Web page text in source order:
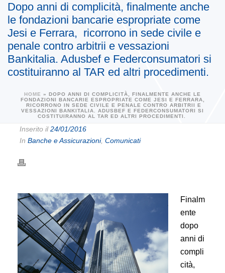
Dopo anni di complicità, finalmente anche
le fondazioni bancarie espropriate come
Jesi e Ferrara, ricorrono in sede civile e
penale contro arbitrii e vessazioni
Bankitalia. Adusbef e Federconsumatori si
costituiranno al TAR ed altri procedimenti.
HOME » DOPO ANNI DI COMPLICITÀ, FINALMENTE ANCHE LE
FONDAZIONI BANCARIE ESPROPRIATE COME JESI E FERRARA,
RICORRONO IN SEDE CIVILE E PENALE CONTRO ARBITRII E
VESSAZIONI BANKITALIA. ADUSBEF E FEDERCONSUMATORI SI
COSTITUIRANNO AL TAR ED ALTRI PROCEDIMENTI.
Inserito il24/01/2016
In Banche e Assicurazioni, Comunicati
Finalm
ente
dopo
anni di
compli
cità,